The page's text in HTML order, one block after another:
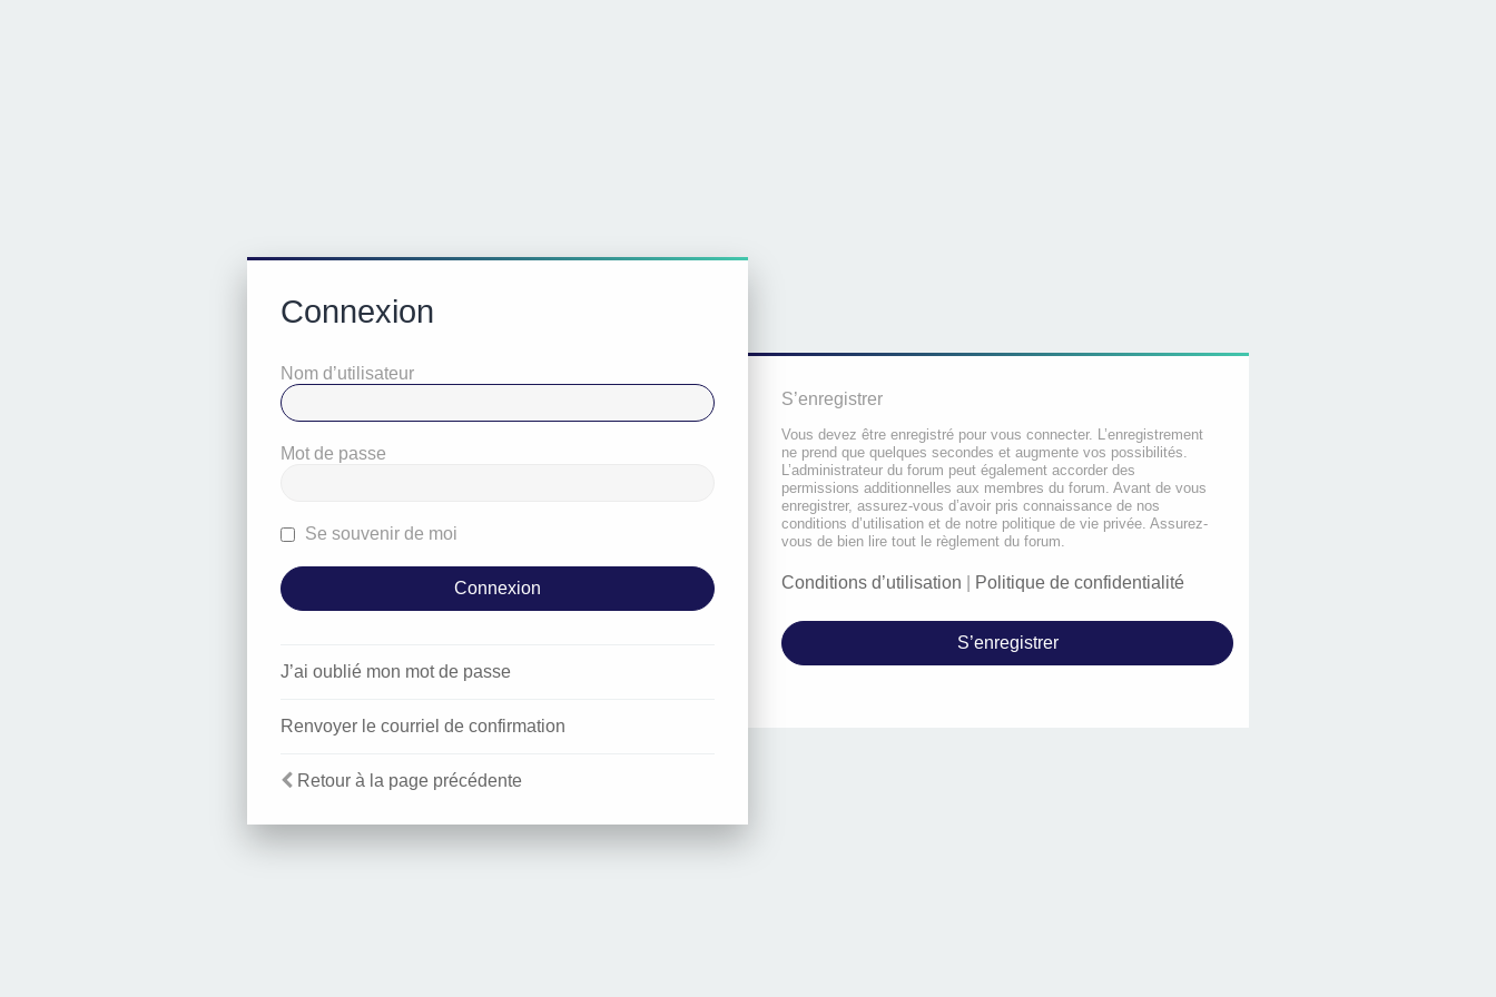
Connexion
Nom d’utilisateur
Mot de passe
Se souvenir de moi
J’ai oublié mon mot de passe
Renvoyer le courriel de confirmation
Retour à la page précédente
S’enregistrer
Vous devez être enregistré pour vous connecter. L’enregistrement
ne prend que quelques secondes et augmente vos possibilités.
L’administrateur du forum peut également accorder des
permissions additionnelles aux membres du forum. Avant de vous
enregistrer, assurez-vous d’avoir pris connaissance de nos
conditions d’utilisation et de notre politique de vie privée. Assurez-
vous de bien lire tout le règlement du forum.
Conditions d’utilisation Politique de confidentialité
S’enregistrer